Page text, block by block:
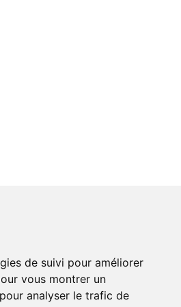
de suivi pour améliorer
vous montrer un
analyser le trafic de